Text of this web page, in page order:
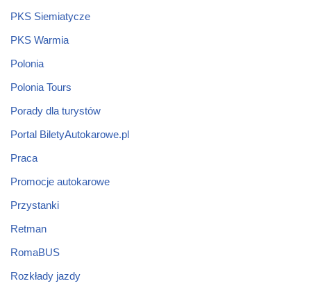
PKS Siemiatycze
PKS Warmia
Polonia
Polonia Tours
Porady dla turystów
Portal BiletyAutokarowe.pl
Praca
Promocje autokarowe
Przystanki
Retman
RomaBUS
Rozkłady jazdy